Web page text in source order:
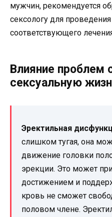
мужчин, рекомендуется
сексологу для
соответствующего
Влияние проблем
сексуальную
Эректильная
слишком тугая, она
движение головки
эрекции. Это может
достижением и
кровь не сможет
половом члене.